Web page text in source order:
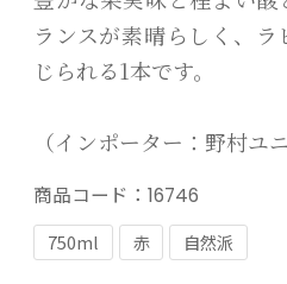
ランスが素晴らしく、
じられる1本です。
（インポーター：野村ユ
商品コード： 16746
750ml
赤 自然派